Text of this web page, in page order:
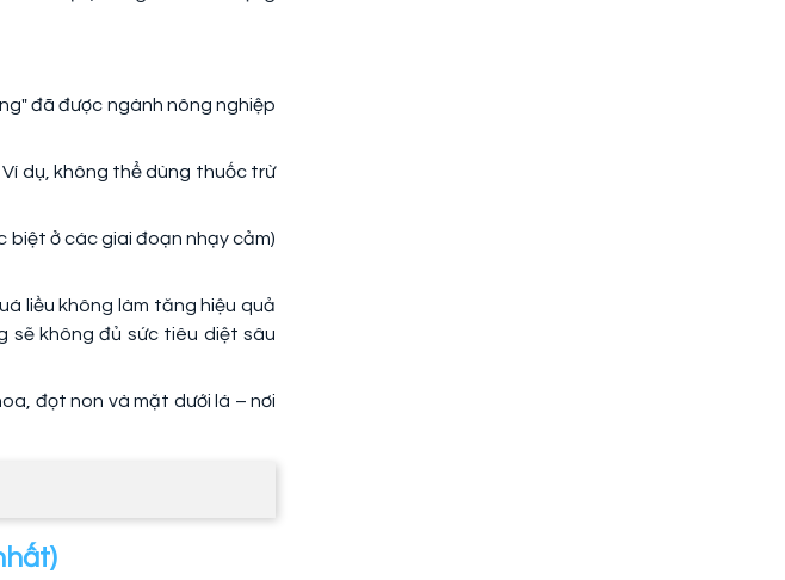
đã được ngành nông nghiệp
dụ, không thể dùng thuốc trừ
biệt ở các giai đoạn nhạy cảm)
liều không làm tăng hiệu quả
sẽ không đủ sức tiêu diệt sâu
đọt non và mặt dưới lá – nơi